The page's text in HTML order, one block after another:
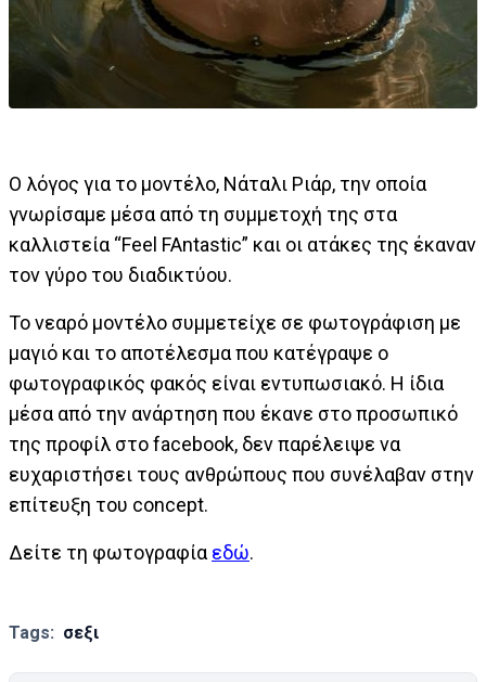
Ο λόγος για το μοντέλο, Νάταλι Ριάρ, την οποία
γνωρίσαμε μέσα από τη συμμετοχή της στα
καλλιστεία “Feel FAntastic” και οι ατάκες της έκαναν
τον γύρο του διαδικτύου.
Το νεαρό μοντέλο συμμετείχε σε φωτογράφιση με
μαγιό και το αποτέλεσμα που κατέγραψε ο
φωτογραφικός φακός είναι εντυπωσιακό. Η ίδια
μέσα από την ανάρτηση που έκανε στο προσωπικό
της προφίλ στο facebook, δεν παρέλειψε να
ευχαριστήσει τους ανθρώπους που συνέλαβαν στην
επίτευξη του concept.
Δείτε τη φωτογραφία εδώ.
Tags: σεξι